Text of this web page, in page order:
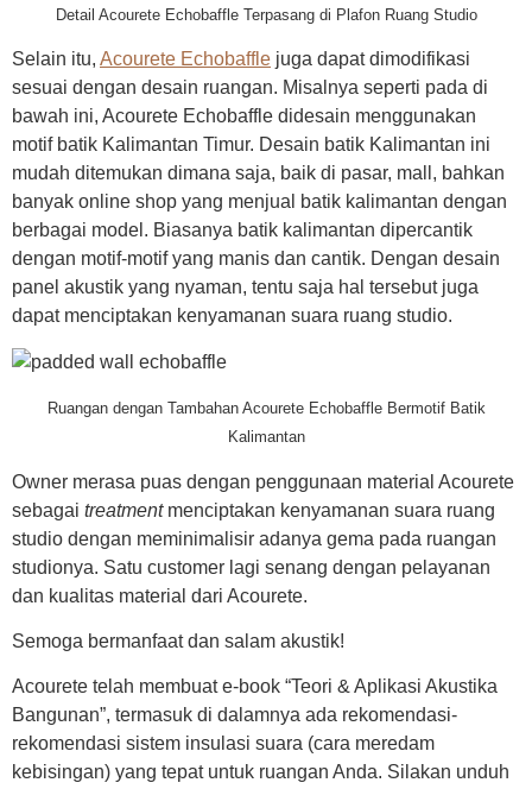
Detail Acourete Echobaffle Terpasang di Plafon Ruang Studio
Selain itu, Acourete Echobaffle juga dapat dimodifikasi
sesuai dengan desain ruangan. Misalnya seperti pada di
bawah ini, Acourete Echobaffle didesain menggunakan
motif batik Kalimantan Timur. Desain batik Kalimantan ini
mudah ditemukan dimana saja, baik di pasar, mall, bahkan
banyak online shop yang menjual batik kalimantan dengan
berbagai model. Biasanya batik kalimantan dipercantik
dengan motif-motif yang manis dan cantik. Dengan desain
panel akustik yang nyaman, tentu saja hal tersebut juga
dapat menciptakan kenyamanan suara ruang studio.
Ruangan dengan Tambahan Acourete Echobaffle Bermotif Batik
Kalimantan
Owner merasa puas dengan penggunaan material Acourete
sebagai treatmentmenciptakan kenyamanan suara ruang
studio dengan meminimalisir adanya gema pada ruangan
studionya. Satu customer lagi senang dengan pelayanan
dan kualitas material dari Acourete.
Semoga bermanfaat dan salam akustik!
Acourete telah membuat e-book “Teori & Aplikasi Akustika
Bangunan”, termasuk di dalamnya ada rekomendasi-
rekomendasi sistem insulasi suara (cara meredam
kebisingan) yang tepat untuk ruangan Anda. Silakan unduh